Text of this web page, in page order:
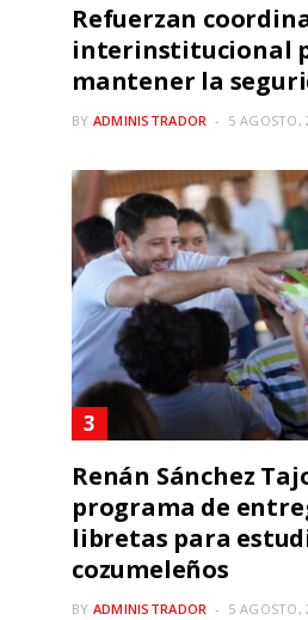
Refuerzan
interinstitucional
mantener la
BY ADMINISTRADOR 5 AGOSTO,
Renán Sánchez
programa de
libretas para
cozumeleños
BY ADMINISTRADOR 5 AGOSTO,